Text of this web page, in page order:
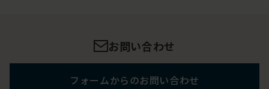
お問い合わせ
フォームからのお問い合わせ